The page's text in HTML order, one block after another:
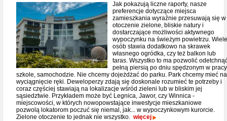
Jak pokazują liczne raporty, nasze
preferencje dotyczące miejsca
zamieszkania wyraźnie przesuwają się w
otoczenie zielone, bliskie natury i
dostarczające możliwości aktywnego
wypoczynku na świeżym powietrzu. Wiele
osób stawia dodatkowo na skrawek
własnego ogródka, czy też balkon lub
taras. Wszystko to ma pozwolić
pełną piersią po dniu spędzonym w
szkole, samochodzie. Nie chcemy dojeżdżać do parku. Park chcemy mieć na
wyciągnięcie ręki. Deweloperzy zdają się doskonale rozumieć te potrzeby i
coraz częściej stawiają na lokalizacje wśród zieleni lub w bliskim jej
sąsiedztwie. Przykładem może być Legnica, Jawor, czy Winnica -
miejscowości, w których nowopowstające inwestycje mieszkaniowe
pozwolą lokatorom poczuć się niemal, jak... w wypoczynkowym kurorcie.
Zielone otoczenie to jednak nie wszystko. więcej